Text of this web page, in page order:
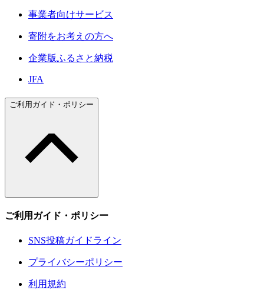
事業者向けサービス
寄附をお考えの方へ
企業版ふるさと納税
JFA
ご利用ガイド・ポリシー
ご利用ガイド・ポリシー
SNS投稿ガイドライン
プライバシーポリシー
利用規約